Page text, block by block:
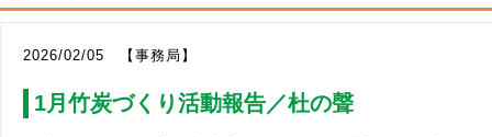
2026/02/05 【事務局】
1月竹炭づくり活動報告／杜の聲